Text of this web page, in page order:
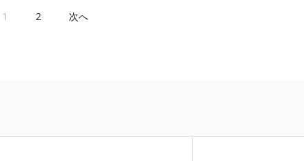
オイを軽減。飲みやすさにこだわりました。1日
1 2 次へ